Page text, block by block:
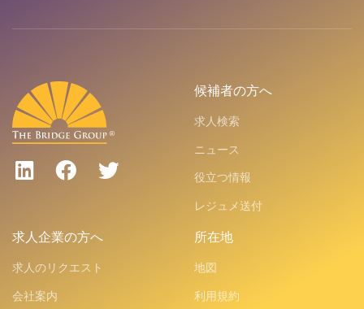
候補者の方へ
求人検索
ニュース
役立つ情報
レジュメ送付
求人企業の方へ
求人のリクエスト
会社案内
所在地
地図
利用規約